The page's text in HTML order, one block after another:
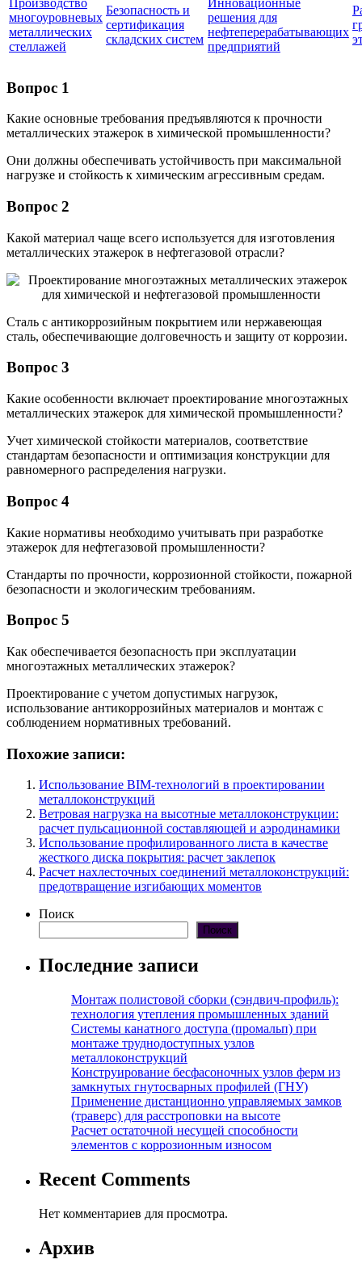
многоуровневых
металлических
стеллажей
Безопасность и
сертификация
складских систем
решения для
нефтеперерабатывающих
предприятий
Вопрос 1
Какие основные требования предъявляются к прочности
металлических этажерок в химической промышленности?
Они должны обеспечивать устойчивость при максимальной
нагрузке и стойкость к химическим агрессивным средам.
Вопрос 2
Какой материал чаще всего используется для изготовления
металлических этажерок в нефтегазовой отрасли?
Сталь с антикоррозийным покрытием или нержавеющая
сталь, обеспечивающие долговечность и защиту от коррозии.
Вопрос 3
Какие особенности включает проектирование многоэтажных
металлических этажерок для химической промышленности?
Учет химической стойкости материалов, соответствие
стандартам безопасности и оптимизация конструкции для
равномерного распределения нагрузки.
Вопрос 4
Какие нормативы необходимо учитывать при разработке
этажерок для нефтегазовой промышленности?
Стандарты по прочности, коррозионной стойкости, пожарной
безопасности и экологическим требованиям.
Вопрос 5
Как обеспечивается безопасность при эксплуатации
многоэтажных металлических этажерок?
Проектирование с учетом допустимых нагрузок,
использование антикоррозийных материалов и монтаж с
соблюдением нормативных требований.
Похожие записи:
Использование BIM-технологий в проектировании
металлоконструкций
Ветровая нагрузка на высотные металлоконструкции:
расчет пульсационной составляющей и аэродинамики
Использование профилированного листа в качестве
жесткого диска покрытия: расчет заклепок
Расчет нахлесточных соединений металлоконструкций:
предотвращение изгибающих моментов
Поиск
Поиск
Последние записи
Монтаж полистовой сборки (сэндвич-профиль):
технология утепления промышленных зданий
Системы канатного доступа (промальп) при
монтаже труднодоступных узлов
металлоконструкций
Конструирование бесфасоночных узлов ферм из
замкнутых гнутосварных профилей (ГНУ)
Применение дистанционно управляемых замков
(траверс) для расстроповки на высоте
Расчет остаточной несущей способности
элементов с коррозионным износом
Recent Comments
Нет комментариев для просмотра.
Архив